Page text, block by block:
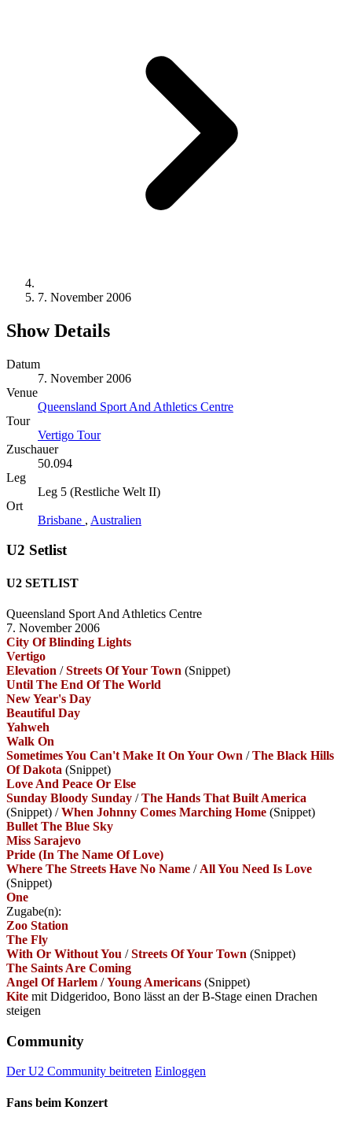
7. November 2006
Show Details
Datum
7. November 2006
Venue
Queensland Sport And Athletics Centre
Tour
Vertigo Tour
Zuschauer
50.094
Leg
Leg 5 (Restliche Welt II)
Ort
Brisbane , Australien
U2 Setlist
U2 SETLIST
Queensland Sport And Athletics Centre
7. November 2006
City Of Blinding Lights
Vertigo
Elevation /Streets Of Your Town (Snippet)
Until The End Of The World
New Year's Day
Beautiful Day
Yahweh
Walk On
Sometimes You Can't Make It On Your Own /The Black Hills
Of Dakota (Snippet)
Love And Peace Or Else
Sunday Bloody Sunday /The Hands That Built America
(Snippet) /When Johnny Comes Marching Home (Snippet)
Bullet The Blue Sky
Miss Sarajevo
Pride (In The Name Of Love)
Where The Streets Have No Name / All You Need Is Love
(Snippet)
One
Zugabe(n):
Zoo Station
The Fly
With Or Without You /Streets Of Your Town (Snippet)
The Saints Are Coming
Angel Of Harlem /Young Americans (Snippet)
Kite mit Didgeridoo, Bono lässt an der B-Stage einen Drachen
steigen
Community
Der U2 Community beitreten Einloggen
Fans beim Konzert